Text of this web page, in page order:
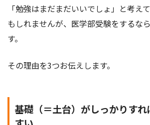
「勉強はまだまだいいでしょ」と考え
もしれませんが、医学部受験をするな
す。
その理由を3つお伝えします。
基礎（＝土台）がしっかりす